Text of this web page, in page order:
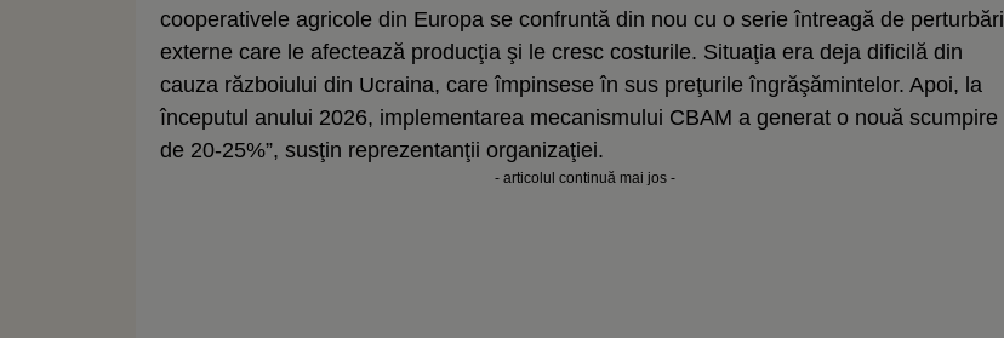
cooperativele agricole din Europa se confruntă din nou cu o serie întreagă de perturbări
externe care le afectează producţia şi le cresc costurile. Situaţia era deja dificilă din
cauza războiului din Ucraina, care împinsese în sus preţurile îngrăşămintelor. Apoi, la
începutul anului 2026, implementarea mecanismului CBAM a generat o nouă scumpire
de 20-25%”, susţin reprezentanţii organizaţiei.
- articolul continuă mai jos -